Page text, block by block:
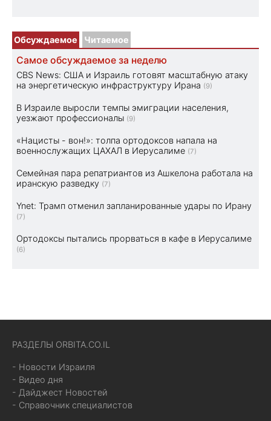
Обсуждаемое Читаемое
Самое обсуждаемое за неделю
CBS News: США и Израиль готовят масштабную атаку
на энергетическую инфраструктуру Ирана (9)
В Израиле выросли темпы эмиграции населения,
уезжают профессионалы (9)
«Нацисты - вон!»: толпа ортодоксов напала на
военнослужащих ЦАХАЛ в Иерусалиме (7)
Семейная пара репатриантов из Ашкелона работала на
иранскую разведку (7)
Ynet: Трамп отменил запланированные удары по Ирану
(7)
Ортодоксы пытались прорваться в кафе в Иерусалиме
(6)
РАЗДЕЛЫ ORBITA.CO.IL
- Новости Израиля
- Видео дня
- Дайджест Новостей
- Справочник специалистов